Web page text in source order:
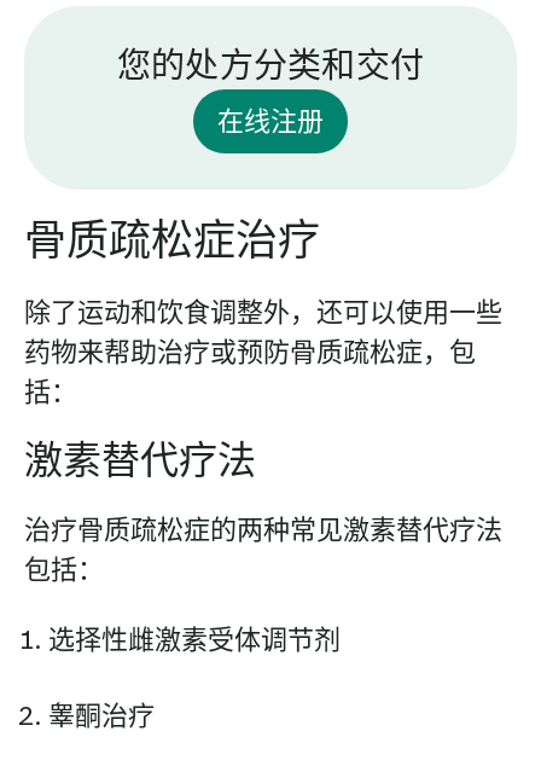
您的处方分类和交付
在线注册
骨质疏松症治疗
除了运动和饮食调整外，还可以使用一些
药物来帮助治疗或预防骨质疏松症，包
括：
激素替代疗法
治疗骨质疏松症的两种常见激素替代疗法
包括：
选择性雌激素受体调节剂
睾酮治疗